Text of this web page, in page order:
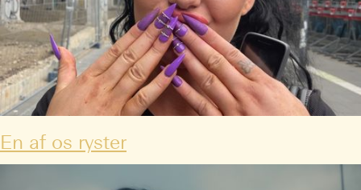
En af os ryster